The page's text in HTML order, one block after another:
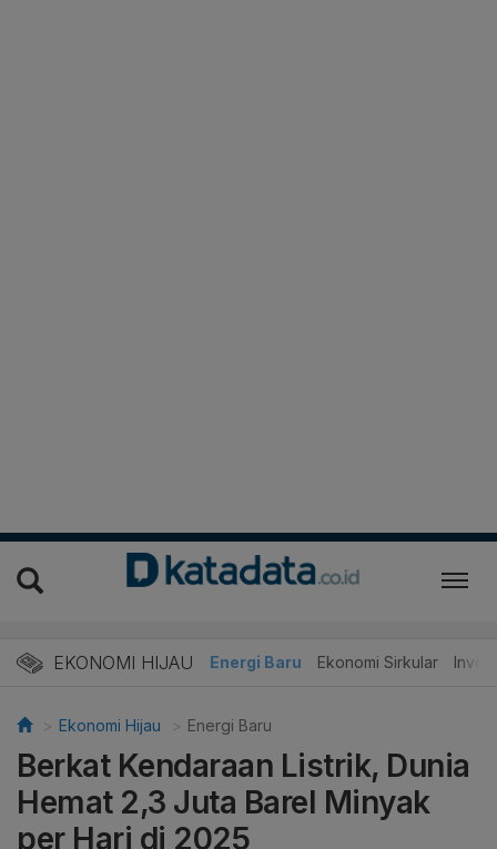
EKONOMI HIJAU Energi Baru Ekonomi Sirkular
Ekonomi Hijau Energi Baru
Berkat Kendaraan Listrik, Dunia
Hemat 2,3 Juta Barel Minyak
per Hari di 2025